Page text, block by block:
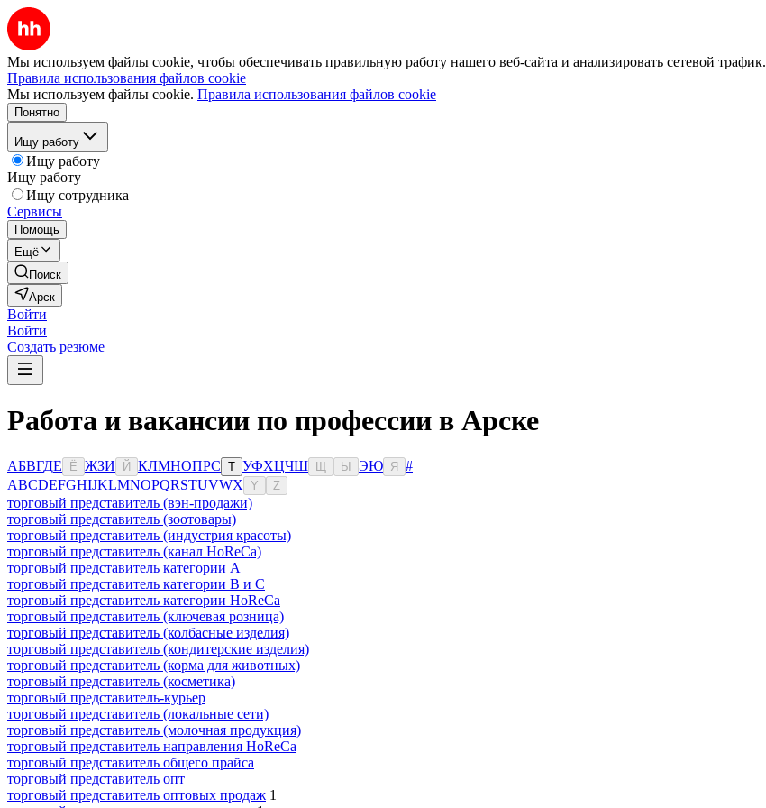
Мы используем файлы cookie, чтобы обеспечивать правильную работу нашего веб-сайта и анализировать сетевой трафик.
Правила использования файлов cookie
Мы используем файлы cookie. Правила использования файлов cookie
Понятно
Ищу работу
Ищу работу
Ищу работу
Ищу сотрудника
Сервисы
Помощь
Ещё
Поиск
Арск
Войти
Войти
Создать резюме
Работа и вакансии по профессии в Арске
АБВГДЕ Ё ЖЗИ Й КЛМНОПРС Т УФХЦЧШ Ы ЭЮ Я
#
ABCDEFGHIJKLMNOPQRSTUVWX Y Z
торговый представитель (вэн-продажи)
торговый представитель (зоотовары)
торговый представитель (индустрия красоты)
торговый представитель (канал HoReCa)
торговый представитель категории A
торговый представитель категории B и C
торговый представитель категории HoReCa
торговый представитель (ключевая розница)
торговый представитель (колбасные изделия)
торговый представитель (кондитерские изделия)
торговый представитель (корма для животных)
торговый представитель (косметика)
торговый представитель-курьер
торговый представитель (локальные сети)
торговый представитель (молочная продукция)
торговый представитель направления HoReCa
торговый представитель общего прайса
торговый представитель опт
торговый представитель оптовых продаж 1